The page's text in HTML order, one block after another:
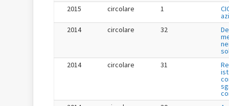
2015
circolare 1
2014
circolare 32
2014
circolare 31